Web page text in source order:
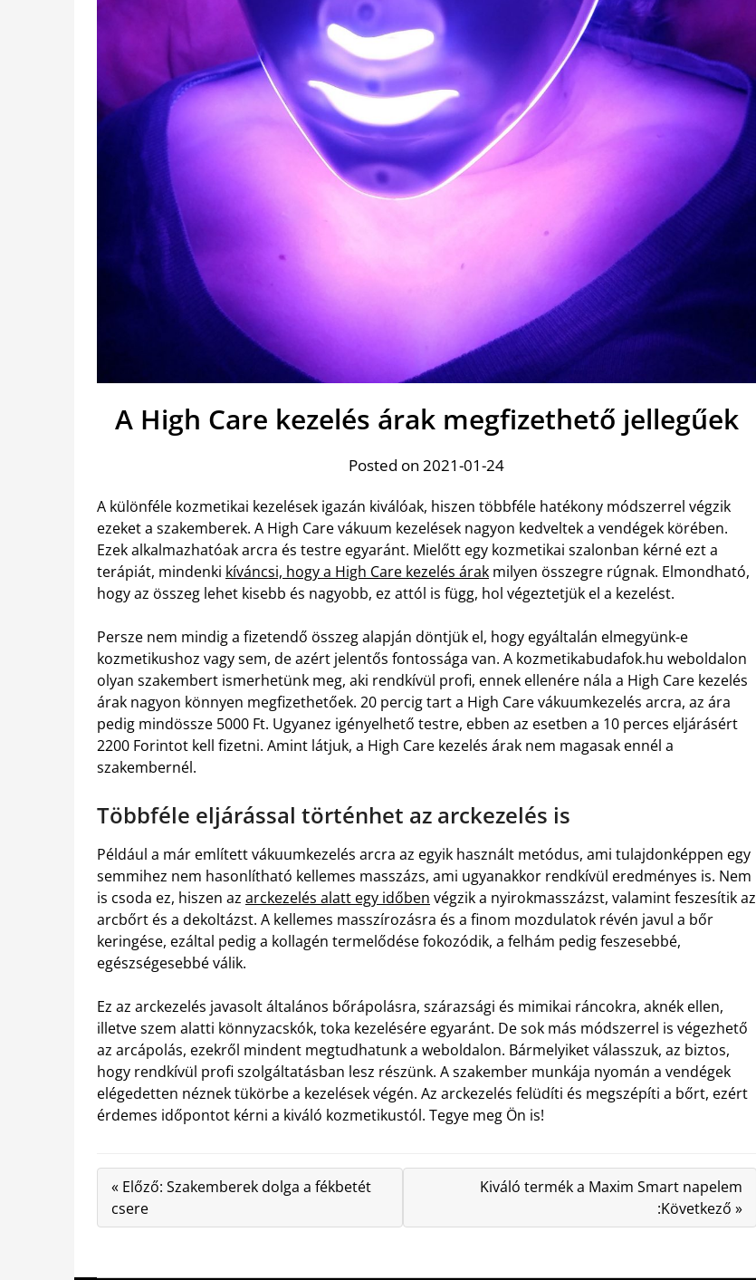
A High Care kezelés árak megfizethető jellegűek
Posted on 2021-01-24
A különféle kozmetikai kezelések igazán kiválóak, hiszen többféle hatékony módszerrel végzik
ezeket a szakemberek. A High Care vákuum kezelések nagyon kedveltek a vendégek körében.
Ezek alkalmazhatóak arcra és testre egyaránt. Mielőtt egy kozmetikai szalonban kérné ezt a
terápiát, mindenki kíváncsi, hogy a High Care kezelés árak milyen összegre rúgnak. Elmondható,
hogy az összeg lehet kisebb és nagyobb, ez attól is függ, hol végeztetjük el a kezelést.
Persze nem mindig a fizetendő összeg alapján döntjük el, hogy egyáltalán elmegyünk-e
kozmetikushoz vagy sem, de azért jelentős fontossága van. A kozmetikabudafok.hu weboldalon
olyan szakembert ismerhetünk meg, aki rendkívül profi, ennek ellenére nála a High Care kezelés
árak nagyon könnyen megfizethetőek. 20 percig tart a High Care vákuumkezelés arcra, az ára
pedig mindössze 5000 Ft. Ugyanez igényelhető testre, ebben az esetben a 10 perces eljárásért
2200 Forintot kell fizetni. Amint látjuk, a High Care kezelés árak nem magasak ennél a
szakembernél.
Többféle eljárással történhet az arckezelés is
Például a már említett vákuumkezelés arcra az egyik használt metódus, ami tulajdonképpen egy
semmihez nem hasonlítható kellemes masszázs, ami ugyanakkor rendkívül eredményes is. Nem
is csoda ez, hiszen az arckezelés alatt egy időben végzik a nyirokmasszázst, valamint feszesítik az
arcbőrt és a dekoltázst. A kellemes masszírozásra és a finom mozdulatok révén javul a bőr
keringése, ezáltal pedig a kollagén termelődése fokozódik, a felhám pedig feszesebbé,
egészségesebbé válik.
Ez az arckezelés javasolt általános bőrápolásra, szárazsági és mimikai ráncokra, aknék ellen,
illetve szem alatti könnyzacskók, toka kezelésére egyaránt. De sok más módszerrel is végezhető
az arcápolás, ezekről mindent megtudhatunk a weboldalon. Bármelyiket válasszuk, az biztos,
hogy rendkívül profi szolgáltatásban lesz részünk. A szakember munkája nyomán a vendégek
elégedetten néznek tükörbe a kezelések végén. Az arckezelés felüdíti és megszépíti a bőrt, ezért
érdemes időpontot kérni a kiváló kozmetikustól. Tegye meg Ön is!
« Előző: Szakemberek dolga a fékbetét
csere
Kiváló termék a Maxim Smart napelem
:Következő »